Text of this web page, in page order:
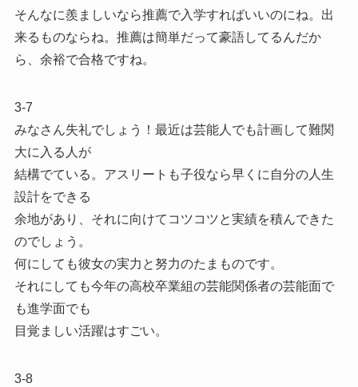
そんなに羨ましいなら推薦で入学すればいいのにね。出
来るものならね。推薦は簡単だって豪語してるんだか
ら、余裕で合格ですね。
3-7
みなさん失礼でしょう！最近は芸能人でも計画して難関
大に入る人が
結構でている。アスリートも子役なら早くに自分の人生
設計をできる
余地があり、それに向けてコツコツと実績を積んできた
のでしょう。
何にしても彼女の実力と努力のたまものです。
それにしても今年の高校卒業組の芸能関係者の芸能面で
も進学面でも
目覚ましい活躍はすごい。
3-8